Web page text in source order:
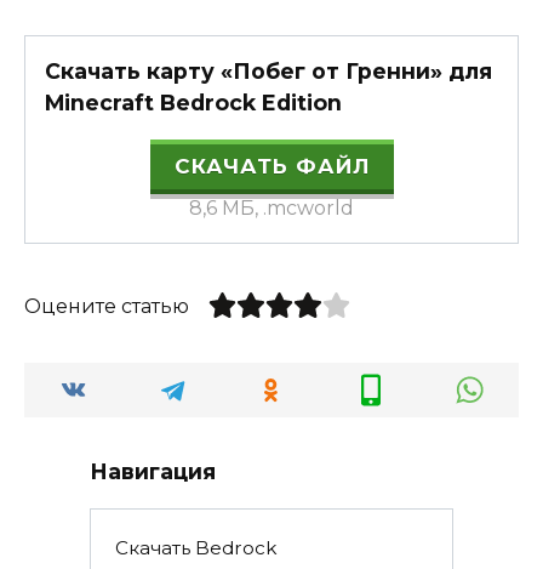
Скачать карту «Побег от Гренни» для
Minecraft Bedrock Edition
СКАЧАТЬ ФАЙЛ
8,6 МБ, .mcworld
Оцените статью
Навигация
Скачать Bedrock